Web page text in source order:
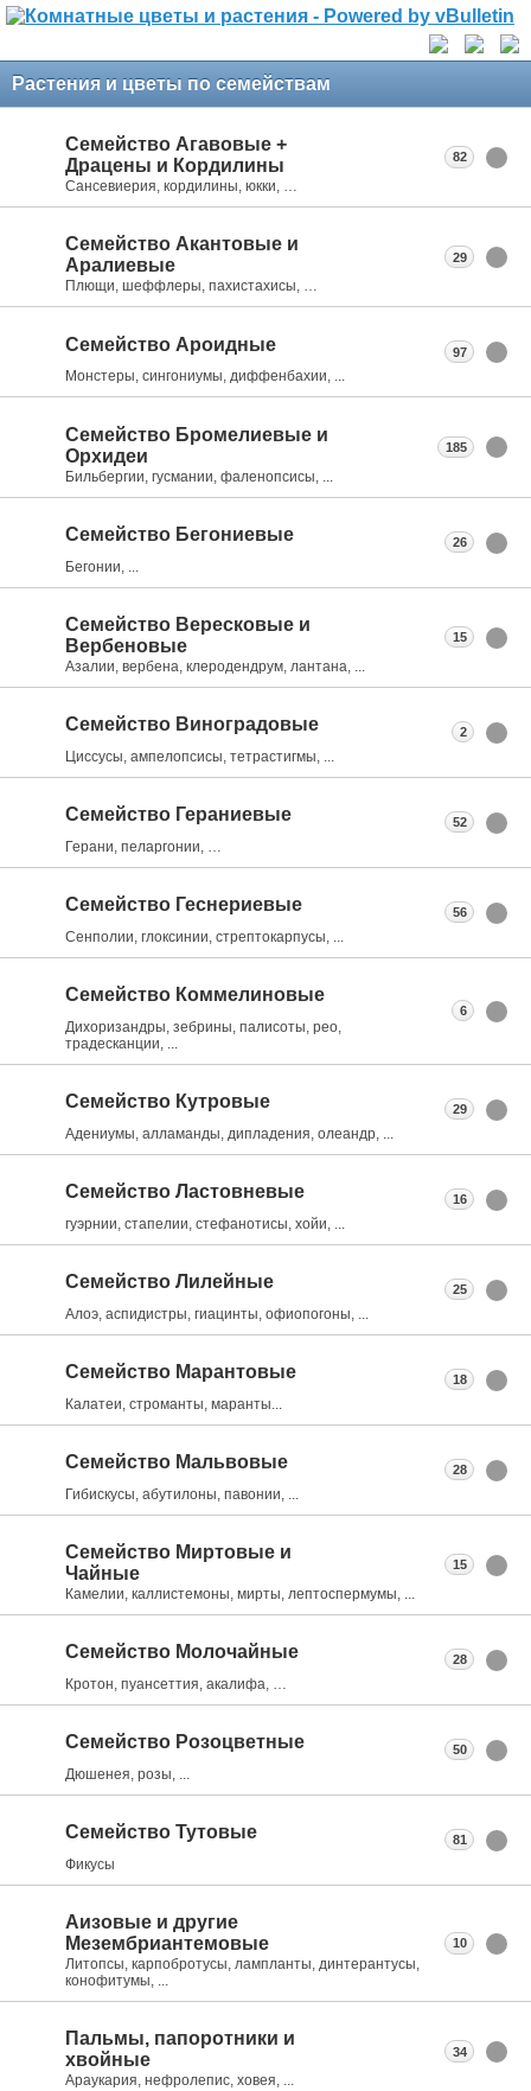
Растения и цветы по семействам
Семейство Агавовые +
Драцены и Кордилины
Сансевиерия, кордилины, юкки, …
82
Семейство Акантовые и
Аралиевые
Плющи, шеффлеры, пахистахисы, …
29
Семейство Ароидные
Монстеры, сингониумы, диффенбахии, ...
97
Семейство Бромелиевые и
Орхидеи
Бильбергии, гусмании, фаленопсисы, ...
185
Семейство Бегониевые
Бегонии, ...
26
Семейство Вересковые и
Вербеновые
Азалии, вербена, клеродендрум, лантана, ...
15
Семейство Виноградовые
Циссусы, ампелопсисы, тетрастигмы, ...
2
Семейство Гераниевые
Герани, пеларгонии, …
52
Семейство Геснериевые
Сенполии, глоксинии, стрептокарпусы, ...
56
Семейство Коммелиновые
Дихоризандры, зебрины, палисоты, рео,
традесканции, ...
6
Семейство Кутровые
Адениумы, алламанды, дипладения, олеандр, ...
29
Семейство Ластовневые
гуэрнии, стапелии, стефанотисы, хойи, ...
16
Семейство Лилейные
Алоэ, аспидистры, гиацинты, офиопогоны, ...
25
Семейство Марантовые
Калатеи, строманты, маранты...
18
Семейство Мальвовые
Гибискусы, абутилоны, павонии, ...
28
Семейство Миртовые и
Чайные
Камелии, каллистемоны, мирты, лептоспермумы, ...
15
Семейство Молочайные
Кротон, пуансеттия, акалифа, …
28
Семейство Розоцветные
Дюшенея, розы, ...
50
Семейство Тутовые
Фикусы
81
Аизовые и другие
Мезембриантемовые
Литопсы, карпобротусы, лампланты, динтерантусы,
конофитумы, ...
10
Пальмы, папоротники и
хвойные
Араукария, нефролепис, ховея, ...
34